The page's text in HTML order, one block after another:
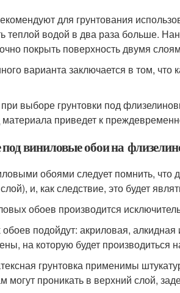
для грунтования
теплой водой в два раза больше.
покрыть поверхность двумя
варианта заключается в том,
выборе грунтовки под
приведет к
виниловые обои на
обоями следует помнить, что
и, как следствие, это будет
обоев производится
подойдут: акриловая, алкидная
на которую будет производиться
грунтовка применимы
могут проникать в верхний слой,